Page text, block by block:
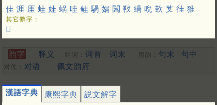
佳 涯 厓 蛙 娃 蜗 哇 鲑 騧 娲 䦱 靫 緺 唲 㰪 芆 徍 猚
其它僻字：
𦶎
韵字 释义 组词： 词首 词末 用韵： 句末 句中
对仗： 对语 佩文韵府
漢語字典 康熙字典 説文解字